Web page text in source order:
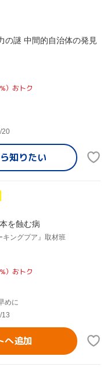
の謎 中間的自治体の発見
）おトク
20
知りたい
を蝕む病
キングプア』取材班
）おトク
めに
13
へ追加